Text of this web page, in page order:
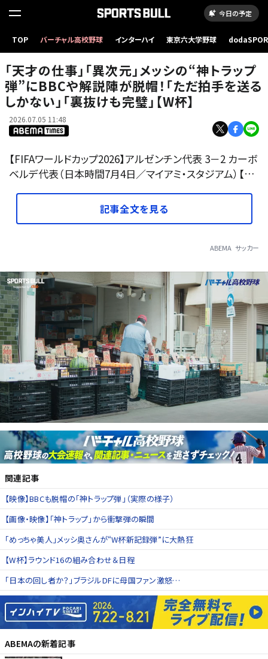
今日の予定
TOP バーチャル高校野球 インターハイ 東京六大学野球
かない」「裏抜けも完璧」【W杯】
「天才の仕事」「異次元」メッシの“神トラップ
弾”にBBCや解説陣が脱帽！「ただ拍手を送る
しかない」「裏抜けも完璧」【W杯】
2026.07.05 11:48
【FIFAワールドカップ2026】アルゼンチン代表 3－2 カーボ
ベルデ代表（日本時間7月4日／マイアミ・スタジアム）【…
記事全文を見る
ABEMA サッカー
関連記事
【映像】BBCも脱帽の「神トラップ弾」（実際の様子）
【画像・映像】「神トラップ」から衝撃弾の瞬間
「めっちゃ美人」メッシ奥さんが“W杯新記録弾”に大熱狂
【W杯】ラウンド16の組み合わせ＆日程
「日本の回し者か？」ブラジルDFに母国ファン激怒…
ABEMAの新着記事